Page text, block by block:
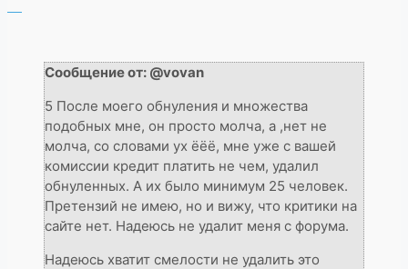
Сообщение от: @vovan
5 После моего обнуления и множества
подобных мне, он просто молча, а ,нет не
молча, со словами ух ёёё, мне уже с вашей
комиссии кредит платить не чем, удалил
обнуленных. А их было минимум 25 человек.
Претензий не имею, но и вижу, что критики на
сайте нет. Надеюсь не удалит меня с форума.
Надеюсь хватит смелости не удалить это